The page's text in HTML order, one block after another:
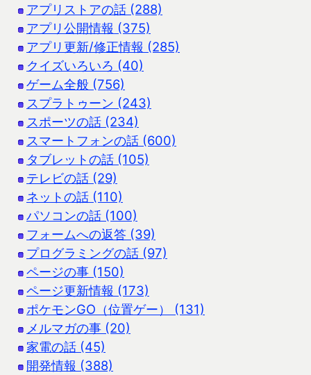
アプリストアの話 (288)
アプリ公開情報 (375)
アプリ更新/修正情報 (285)
クイズいろいろ (40)
ゲーム全般 (756)
スプラトゥーン (243)
スポーツの話 (234)
スマートフォンの話 (600)
タブレットの話 (105)
テレビの話 (29)
ネットの話 (110)
パソコンの話 (100)
フォームへの返答 (39)
プログラミングの話 (97)
ページの事 (150)
ページ更新情報 (173)
ポケモンGO（位置ゲー） (131)
メルマガの事 (20)
家電の話 (45)
開発情報 (388)